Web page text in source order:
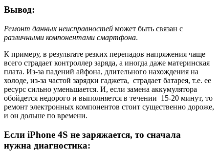
Вывод:
Ремонт данных неисправностей может быть связан с
различными компонентами смартфона.
К примеру, в результате резких перепадов напряжения чаще
всего страдает контроллер заряда, а иногда даже материнская
плата. Из-за падений айфона, длительного нахождения на
холоде, из-за частой зарядки гаджета, страдает батарея, т.е. ее
ресурс сильно уменьшается. И, если замена аккумулятора
обойдется недорого и выполняется в течении 15-20 минут, то
ремонт электронных компонентов стоит существенно дороже,
и он дольше по времени.
Если iPhone 4S не заряжается, то сначала
нужна диагностика: